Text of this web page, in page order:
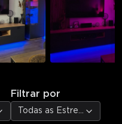
Baixa
Filtrar por
Todas as Estrelas